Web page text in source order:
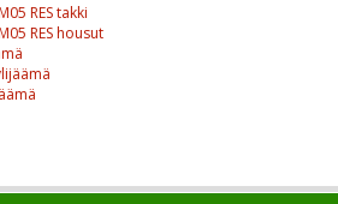
RES takki
RES housut